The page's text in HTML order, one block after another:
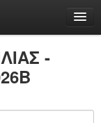
-